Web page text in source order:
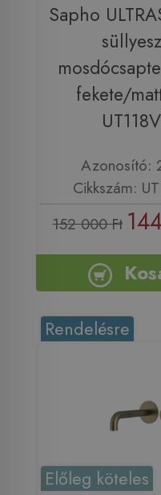
Sapho
fekete/
Azonosító:
Cikkszám:
152 000 Ft
Rendelésre
Előleg köteles